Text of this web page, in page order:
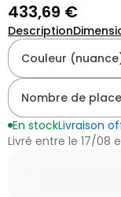
433,69 €
Description
Couleur
Nombre de
En stockLivraison
Livré entre le 17/08